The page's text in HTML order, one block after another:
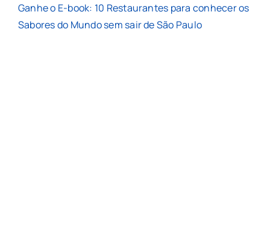
Ganhe o E-book: 10 Restaurantes para conhecer os
Sabores do Mundo sem sair de São Paulo